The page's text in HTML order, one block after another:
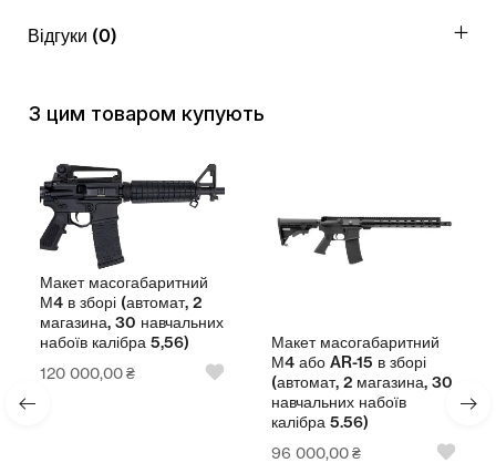
Відгуки (0)
З цим товаром купують
Макет масогабаритний
М4 в зборі (автомат, 2
магазина, 30 навчальних
набоїв калібра 5,56)
120 000,00₴
Макет масогабаритний
М4 або AR-15 в зборі
(автомат, 2 магазина, 30
навчальних набоїв
калібра 5.56)
96 000,00₴